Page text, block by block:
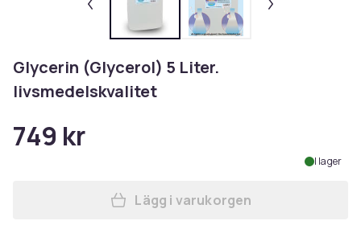
Glycerin (Glycerol) 5 Liter.
livsmedelskvalitet
749 kr
I lager
Lägg till Glycerin
Lägg i varukorgen